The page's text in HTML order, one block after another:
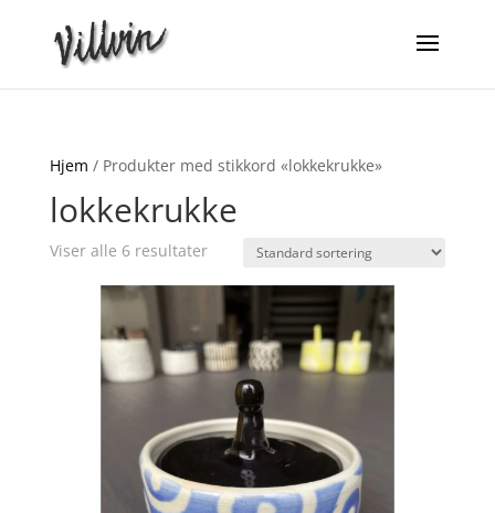
Hjem / Produkter med stikkord «lokkekrukke»
lokkekrukke
Viser alle 6 resultater